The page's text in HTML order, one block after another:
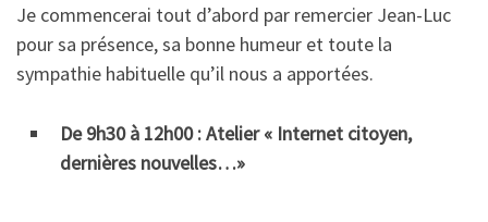
Je commencerai tout d’abord par remercier Jean-Luc
pour sa présence, sa bonne humeur et toute la
sympathie habituelle qu’il nous a apportées.
De 9h30 à 12h00 : Atelier « Internet citoyen,
dernières nouvelles…»